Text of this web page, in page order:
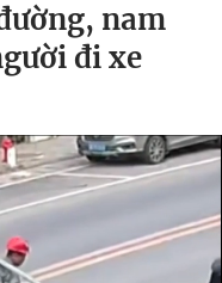
nam
đi xe